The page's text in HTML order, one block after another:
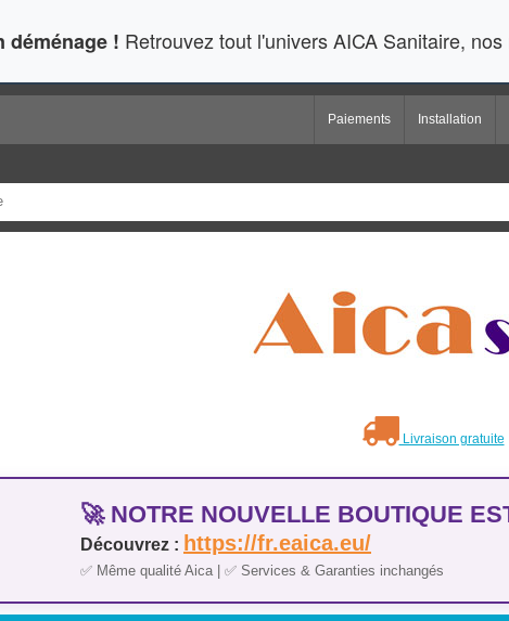
déménage ! Retrouvez tout l'univers AICA Sanitaire,
Paiements Installation
Livraison gratuite
🚀 NOTRE NOUVELLE BOUTIQUE
Découvrez : https://fr.eaica.eu/
✅ Même qualité Aica | ✅ Services & Garanties inchangés